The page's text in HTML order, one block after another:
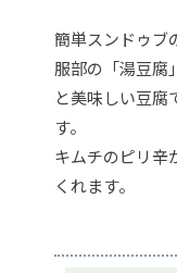
簡単スンドゥブ
服部の「湯豆腐
と美味しい豆腐
す。
キムチのピリ辛
くれます。